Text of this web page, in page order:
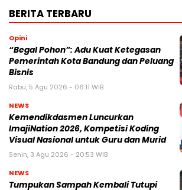
BERITA TERBARU
Opini
“Begal Pohon”: Adu Kuat Ketegasan
Pemerintah Kota Bandung dan Peluang
Bisnis
Rabu, 5 Agu 2026 - 06:11 WIB
NEWS
Kemendikdasmen Luncurkan
ImajiNation 2026, Kompetisi Koding
Visual Nasional untuk Guru dan Murid
Senin, 3 Agu 2026 - 20:53 WIB
NEWS
Tumpukan Sampah Kembali Tutupi